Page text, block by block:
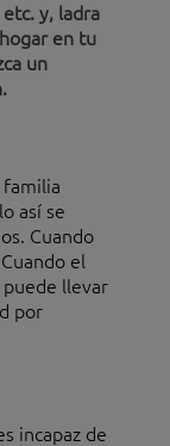
y, ladra
en tu
un
familia
así se
Cuando
el
llevar
por
incapaz de